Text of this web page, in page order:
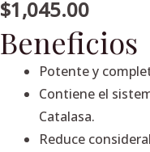
$1,045.00
Beneficios
Potente y
Contiene el
Catalasa.
Reduce
30
cantidad